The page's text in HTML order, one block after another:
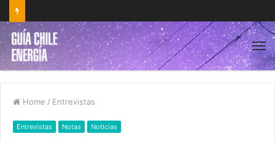
Home / Entrevistas
Entrevistas Notas Noticias